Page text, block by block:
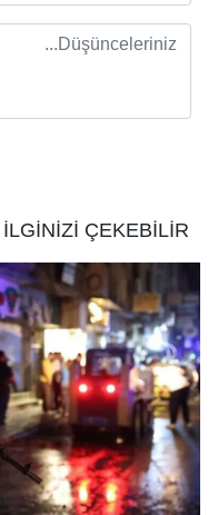
İLGİNİZİ ÇEKEBİLİR